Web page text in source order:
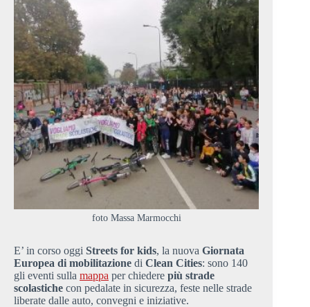
foto Massa Marmocchi
E’ in corso oggi Streets for kids, la nuova Giornata
Europea di mobilitazione di Clean Cities: sono 140
gli eventi sulla mappa per chiedere più strade
scolastiche con pedalate in sicurezza, feste nelle strade
liberate dalle auto, convegni e iniziative.